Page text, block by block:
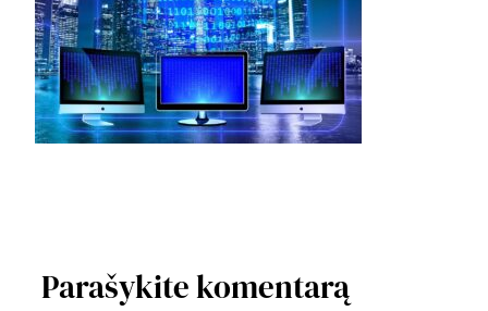
Parašykite komentarą